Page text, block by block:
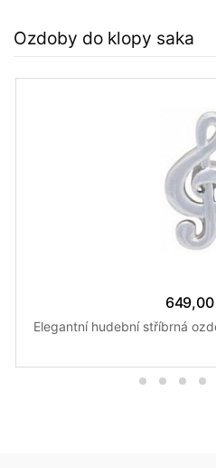
Ozdoby do klopy saka
649,00
Elegantní hudební stříbrná